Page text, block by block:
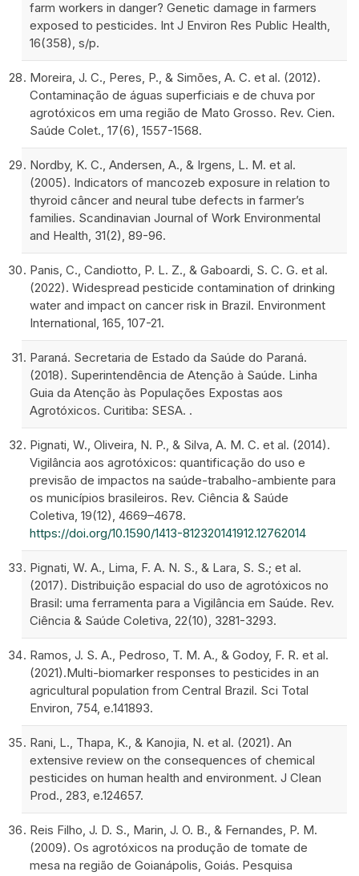
farm workers in danger? Genetic damage in farmers
exposed to pesticides. Int J Environ Res Public Health,
16(358), s/p.
Moreira, J. C., Peres, P., & Simões, A. C. et al. (2012).
Contaminação de águas superficiais e de chuva por
agrotóxicos em uma região de Mato Grosso. Rev. Cien.
Saúde Colet., 17(6), 1557-1568.
Nordby, K. C., Andersen, A., & Irgens, L. M. et al.
(2005). Indicators of mancozeb exposure in relation to
thyroid câncer and neural tube defects in farmer’s
families. Scandinavian Journal of Work Environmental
and Health, 31(2), 89-96.
Panis, C., Candiotto, P. L. Z., & Gaboardi, S. C. G. et al.
(2022). Widespread pesticide contamination of drinking
water and impact on cancer risk in Brazil. Environment
International, 165, 107-21.
Paraná. Secretaria de Estado da Saúde do Paraná.
(2018). Superintendência de Atenção à Saúde. Linha
Guia da Atenção às Populações Expostas aos
Agrotóxicos. Curitiba: SESA. .
Pignati, W., Oliveira, N. P., & Silva, A. M. C. et al. (2014).
Vigilância aos agrotóxicos: quantificação do uso e
previsão de impactos na saúde-trabalho-ambiente para
os municípios brasileiros. Rev. Ciência & Saúde
Coletiva, 19(12), 4669–4678.
https://doi.org/10.1590/1413-812320141912.12762014
Pignati, W. A., Lima, F. A. N. S., & Lara, S. S.; et al.
(2017). Distribuição espacial do uso de agrotóxicos no
Brasil: uma ferramenta para a Vigilância em Saúde. Rev.
Ciência & Saúde Coletiva, 22(10), 3281-3293.
Ramos, J. S. A., Pedroso, T. M. A., & Godoy, F. R. et al.
(2021).Multi-biomarker responses to pesticides in an
agricultural population from Central Brazil. Sci Total
Environ, 754, e.141893.
Rani, L., Thapa, K., & Kanojia, N. et al. (2021). An
extensive review on the consequences of chemical
pesticides on human health and environment. J Clean
Prod., 283, e.124657.
Reis Filho, J. D. S., Marin, J. O. B., & Fernandes, P. M.
(2009). Os agrotóxicos na produção de tomate de
mesa na região de Goianápolis, Goiás. Pesquisa